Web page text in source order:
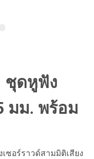
ชุดหูฟัง
มม. พร้อม
ซอร์ราวด์สามมิติเสียง